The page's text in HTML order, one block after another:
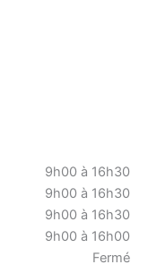
9h00 à 16h30
9h00 à 16h30
9h00 à 16h30
9h00 à 16h00
Fermé